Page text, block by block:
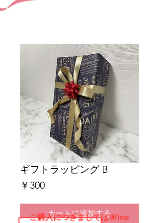
ギフトラッピング B
￥300価
カートに追加する
ご購入につきましてはWine